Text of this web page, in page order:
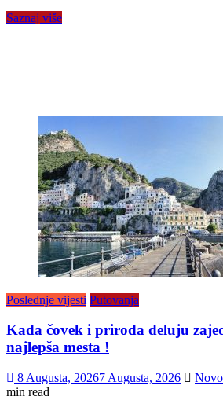
Saznaj više
Poslednje vijesti Putovanja
Kada čovek i priroda deluju
najlepša mesta !
8 Augusta, 20267 Augusta, 2026
min read